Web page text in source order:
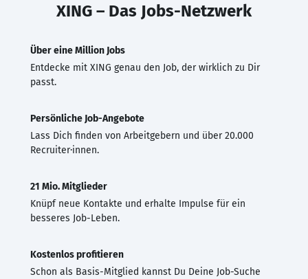
XING – Das Jobs-Netzwerk
Über eine Million Jobs
Entdecke mit XING genau den Job, der wirklich zu Dir
passt.
Persönliche Job-Angebote
Lass Dich finden von Arbeitgebern und über 20.000
Recruiter·innen.
21 Mio. Mitglieder
Knüpf neue Kontakte und erhalte Impulse für ein
besseres Job-Leben.
Kostenlos profitieren
Schon als Basis-Mitglied kannst Du Deine Job-Suche